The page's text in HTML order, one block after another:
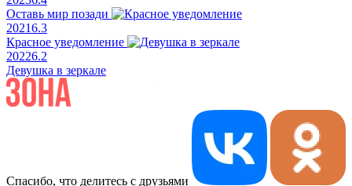
Оставь мир позади
20216.3
Красное уведомление
20226.2
Девушка в зеркале
Спасибо, что делитесь с друзьями